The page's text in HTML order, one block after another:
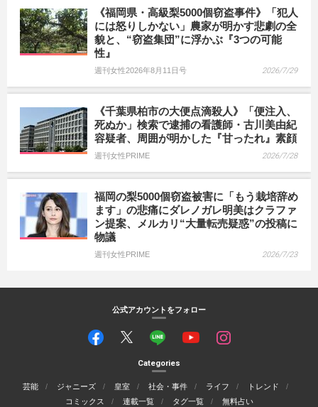
《福岡県・高級梨5000個窃盗事件》「犯人
には怒りしかない」農家が明かす悲劇の全
貌と、“窃盗集団”に浮かぶ『3つの可能
性』
週刊女性2026年8月11日号 2026/7/29
《千葉県柏市の大便点滴殺人》「便注入、
死ぬか」検索で逮捕の看護師・古川美由紀
容疑者、周囲が明かした『甘ったれ』素顔
週刊女性PRIME 2026/7/28
福岡の梨5000個窃盗被害に「もう栽培辞め
ます」の悲痛にダレノガレ明美はクラファ
ン提案、メルカリ“大量転売疑惑”の投稿に
物議
週刊女性PRIME 2026/7/23
公式アカウントをフォロー
Categories
芸能 ジャニーズ 皇室 社会・事件 ライフ
トレンド
コミックス
連載一覧 タグ一覧 無料占い